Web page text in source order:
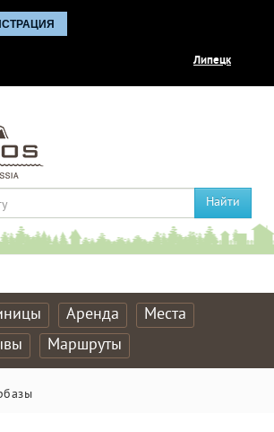
Липецк
Найти
Аренда
Места
Маршруты